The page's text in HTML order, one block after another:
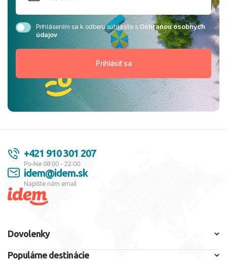
Prihlásením sa k odberu súhlasíte sOchranou osobných
údajov
+421 910 301 207
Po-Ne 08:00 - 22:00
idem@idem.sk
Napíšte nám email
Dovolenky
Populárne destinácie